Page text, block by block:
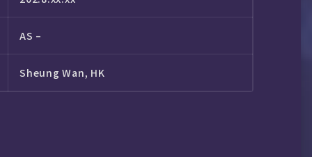
AS –
Sheung Wan, HK